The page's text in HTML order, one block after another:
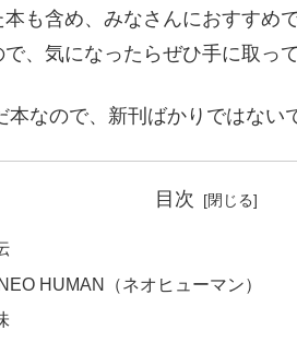
も含め、みなさんにおすすめ
、気になったらぜひ手に取っ
本なので、新刊ばかりではない
目次
HUMAN（ネオヒューマン）